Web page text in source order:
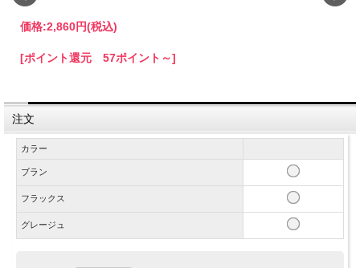
価格:2,860円(税込)
[ポイント還元 57ポイント～]
注文
カラー
ブラン
フラックス
グレージュ